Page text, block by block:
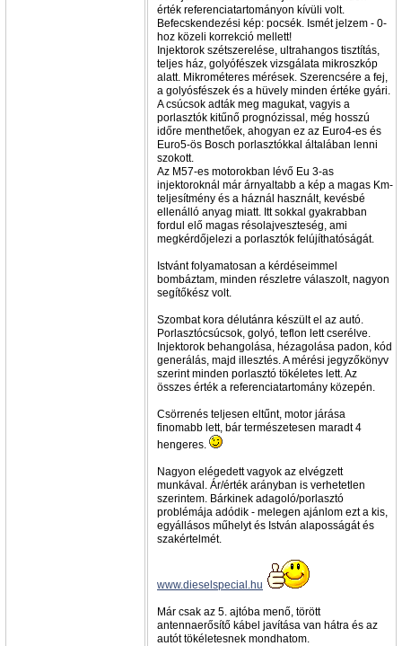
érték referenciatartományon kívüli volt.
Befecskendezési kép: pocsék. Ismét jelzem - 0-
hoz közeli korrekció mellett!
Injektorok szétszerelése, ultrahangos tisztítás,
teljes ház, golyófészek vizsgálata mikroszkóp
alatt. Mikrométeres mérések. Szerencsére a fej,
a golyósfészek és a hüvely minden értéke gyári.
A csúcsok adták meg magukat, vagyis a
porlasztók kitűnő prognózissal, még hosszú
időre menthetőek, ahogyan ez az Euro4-es és
Euro5-ös Bosch porlasztókkal általában lenni
szokott.
Az M57-es motorokban lévő Eu 3-as
injektoroknál már árnyaltabb a kép a magas Km-
teljesítmény és a háznál használt, kevésbé
ellenálló anyag miatt. Itt sokkal gyakrabban
fordul elő magas résolajveszteség, ami
megkérdőjelezi a porlasztók felújíthatóságát.
Istvánt folyamatosan a kérdéseimmel
bombáztam, minden részletre válaszolt, nagyon
segítőkész volt.
Szombat kora délutánra készült el az autó.
Porlasztócsúcsok, golyó, teflon lett cserélve.
Injektorok behangolása, hézagolása padon, kód
generálás, majd illesztés. A mérési jegyzőkönyv
szerint minden porlasztó tökéletes lett. Az
összes érték a referenciatartomány közepén.
Csörrenés teljesen eltűnt, motor járása
finomabb lett, bár természetesen maradt 4
hengeres.
Nagyon elégedett vagyok az elvégzett
munkával. Ár/érték arányban is verhetetlen
szerintem. Bárkinek adagoló/porlasztó
problémája adódik - melegen ajánlom ezt a kis,
egyállásos műhelyt és István alaposságát és
szakértelmét.
www.dieselspecial.hu
Már csak az 5. ajtóba menő, törött
antennaerősítő kábel javítása van hátra és az
autót tökéletesnek mondhatom.